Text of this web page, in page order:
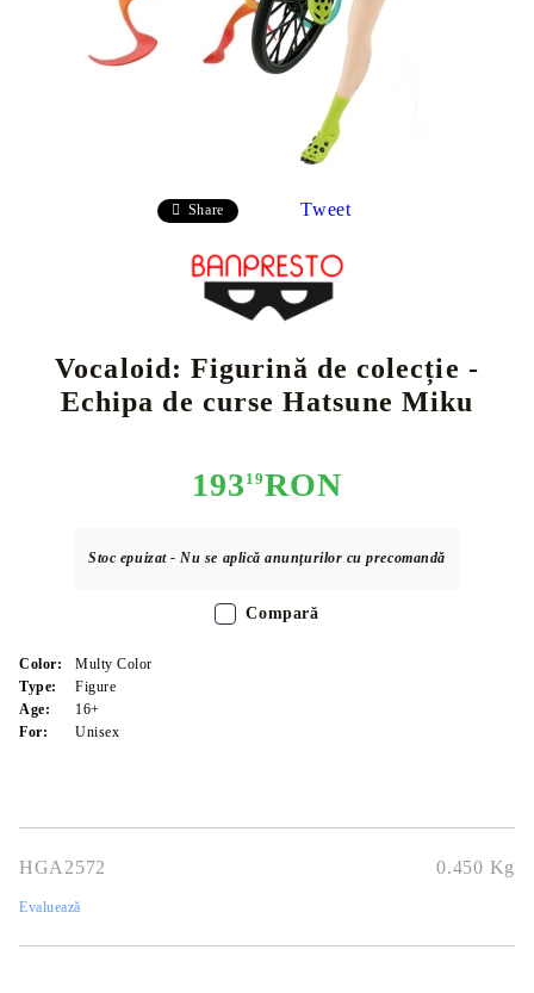
Share Tweet
Vocaloid: Figurină de colecție -
Echipa de curse Hatsune Miku
193 19RON
Stoc epuizat - Nu se aplică anunțurilor cu precomandă
Color:
Multy Color
Type:
Figure
Age:
16+
For:
Unisex
HGA2572 0.450 Kg
Evaluează
Compară